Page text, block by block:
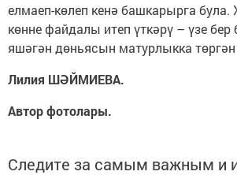
елмаеп-көлеп кенә башкарырга була.
көнне файдалы итеп үткәрү – үзе
яшәгән дөньясын матурлыкка
Лилия ШӘЙМИЕВА.
Автор фотолары.
Следите за самым важным и